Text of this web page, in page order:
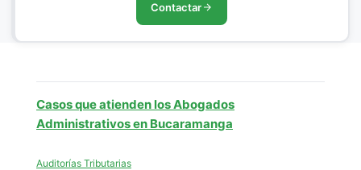
Contactar
Casos que atienden los Abogados
Administrativos en Bucaramanga
Auditorías Tributarias